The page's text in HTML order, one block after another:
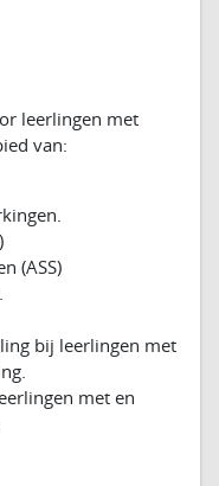
leerlingen met
van:
(ASS)
bij leerlingen met
met en